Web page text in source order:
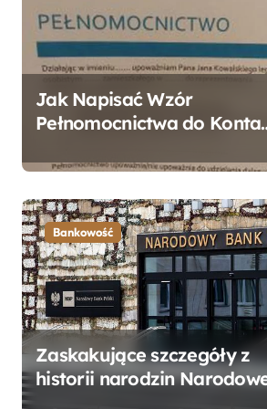
Jak Napisać Wzór
Pełnomocnictwa do Konta
Przewodnik
Bankowość
Zaskakujące szczegóły z
historii narodzin